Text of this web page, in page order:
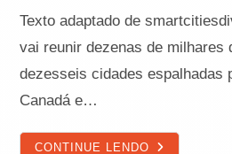
Texto adaptado de
vai reunir dezenas de milhares
dezesseis cidades espalhadas
Canadá e…
CONTINUE LENDO COPA